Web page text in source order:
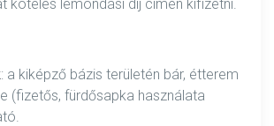
köteles lemondási díj címén kifizetni.
: a kiképző bázis területén bár, étterem
(fizetős, fürdősapka használata